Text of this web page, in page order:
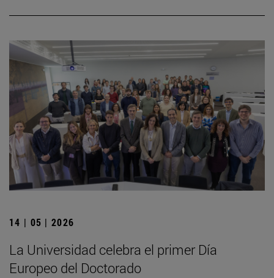
14 | 05 | 2026
La Universidad celebra el primer Día
Europeo del Doctorado